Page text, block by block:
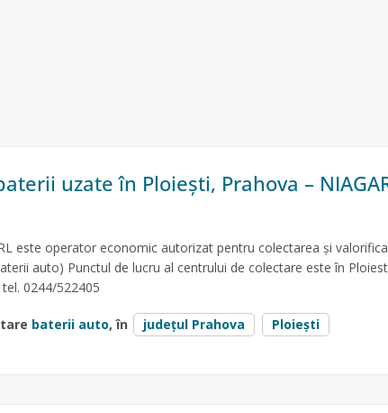
uzate în Ploiești, Prahova –
este operator economic autorizat pentru colectarea și
auto) Punctul de lucru al centrului de colectare este în
0244/522405
baterii auto, în județul Prahova Ploiești